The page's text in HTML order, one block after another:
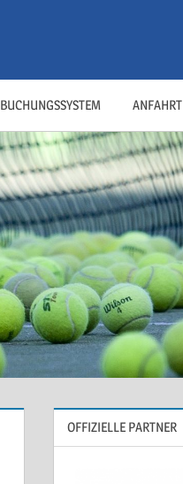
BUCHUNGSSYSTEM ANFAHRT
OFFIZIELLE PARTNER